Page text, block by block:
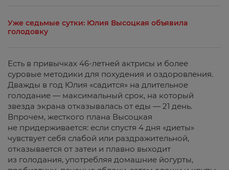
Уже седьмые сутки: Юлия Высоцкая объявила
голодовку
Есть в привычках 46-летней актрисы и более
суровые методики для похудения и оздоровления.
Дважды в год Юлия «садится» на длительное
голодание — максимальный срок, на который
звезда экрана отказывалась от еды — 21 день.
Впрочем, жесткого плана Высоцкая
не придерживается: если спустя 4 дня «диеты»
чувствует себя слабой или раздражительной,
отказывается от затеи и плавно выходит
из голодания, употребляя домашние йогурты,